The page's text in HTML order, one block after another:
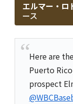
エルマー・
ース
Here are
Puerto
prospect